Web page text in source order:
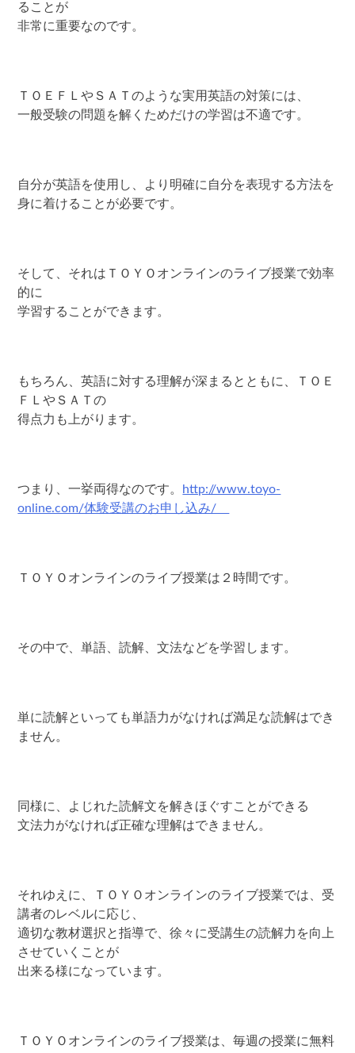
ることが
非常に重要なのです。
ＴＯＥＦＬやＳＡＴのような実用英語の対策には、
一般受験の問題を解くためだけの学習は不適です。
自分が英語を使用し、より明確に自分を表現する方法を
身に着けることが必要です。
そして、それはＴＯＹＯオンラインのライブ授業で効率
的に
学習することができます。
もちろん、英語に対する理解が深まるとともに、ＴＯＥ
ＦＬやＳＡＴの
得点力も上がります。
つまり、一挙両得なのです。
http://www.toyo-
online.com/体験受講のお申し込み/
ＴＯＹＯオンラインのライブ授業は２時間です。
その中で、単語、読解、文法などを学習します。
単に読解といっても単語力がなければ満足な読解はでき
ません。
同様に、よじれた読解文を解きほぐすことができる
文法力がなければ正確な理解はできません。
それゆえに、ＴＯＹＯオンラインのライブ授業では、受
講者のレベルに応じ、
適切な教材選択と指導で、徐々に受講生の読解力を向上
させていくことが
出来る様になっています。
ＴＯＹＯオンラインのライブ授業は、毎週の授業に無料